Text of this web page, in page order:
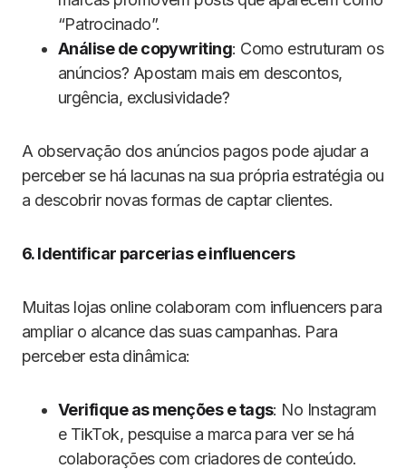
“Patrocinado”.
Análise de copywriting: Como estruturam os
anúncios? Apostam mais em descontos,
urgência, exclusividade?
A observação dos anúncios pagos pode ajudar a
perceber se há lacunas na sua própria estratégia ou
a descobrir novas formas de captar clientes.
6. Identificar parcerias e influencers
Muitas lojas online colaboram com influencers para
ampliar o alcance das suas campanhas. Para
perceber esta dinâmica:
Verifique as menções e tags: No Instagram
e TikTok, pesquise a marca para ver se há
colaborações com criadores de conteúdo.